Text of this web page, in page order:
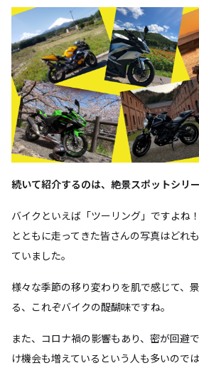
続いて紹介するのは、絶景スポットシリー
バイクといえば「ツーリング」ですよね
とともに走ってきた皆さんの写真はどれ
ていました。
様々な季節の移り変わりを肌で感じて、
る、これぞバイクの醍醐味ですね。
また、コロナ禍の影響もあり、密が回避
け機会も増えているという人も多いので